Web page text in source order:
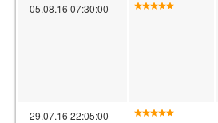
05.08.16 07:30:00
29.07.16 22:05:00